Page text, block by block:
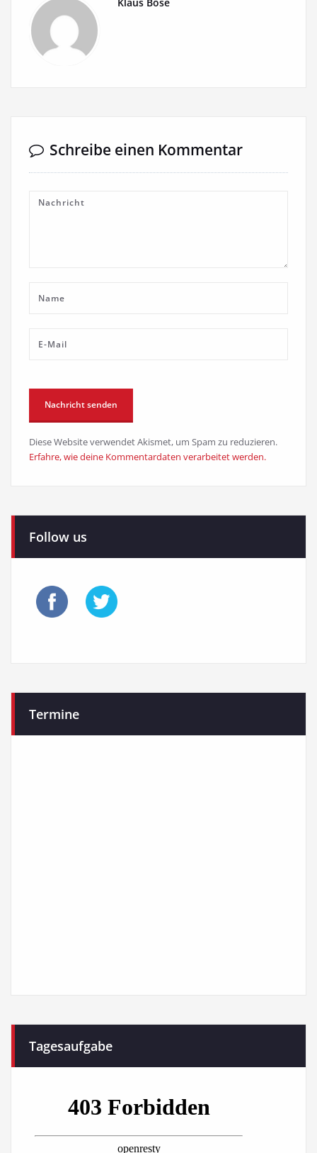
Schreibe einen Kommentar
Diese Website verwendet Akismet, um Spam zu reduzieren.
Erfahre, wie deine Kommentardaten verarbeitet werden.
Follow us
Termine
Tagesaufgabe